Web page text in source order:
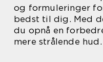
og formuleringer
bedst til dig. Med
du opnå en
mere strålende hud.